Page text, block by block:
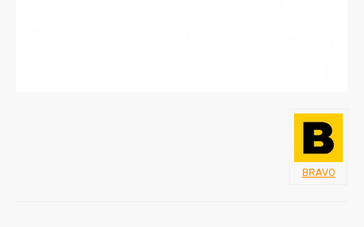
BRAVO